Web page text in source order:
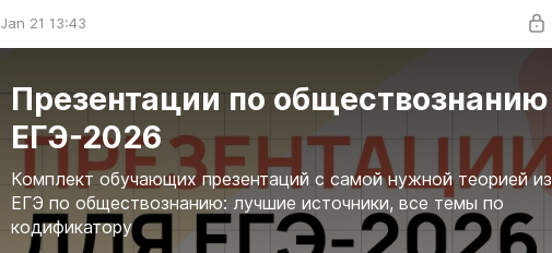
Jan 21 13:43
Презентации по обществознанию
ЕГЭ-2026
Комплект обучающих презентаций с самой нужной теорией из
ЕГЭ по обществознанию: лучшие источники, все темы по
кодификатору